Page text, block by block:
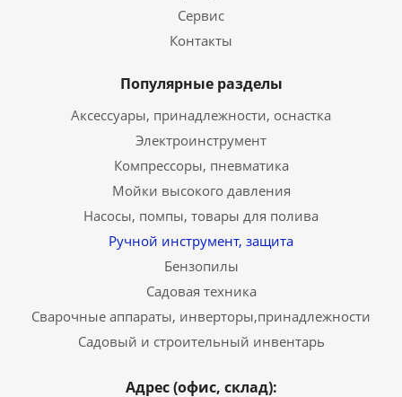
Сервис
Контакты
Популярные разделы
Аксессуары, принадлежности, оснастка
Электроинструмент
Компрессоры, пневматика
Мойки высокого давления
Насосы, помпы, товары для полива
Ручной инструмент, защита
Бензопилы
Садовая техника
Сварочные аппараты, инверторы,принадлежности
Садовый и строительный инвентарь
Адрес (офис, склад):